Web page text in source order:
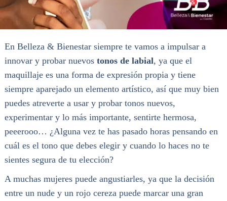
En Belleza & Bienestar siempre te vamos a impulsar a
innovar y probar nuevos tonos de labial, ya que el
maquillaje es una forma de expresión propia y tiene
siempre aparejado un elemento artístico, así que muy bien
puedes atreverte a usar y probar tonos nuevos,
experimentar y lo más importante, sentirte hermosa,
peeerooo… ¿Alguna vez te has pasado horas pensando en
cuál es el tono que debes elegir y cuando lo haces no te
sientes segura de tu elección?
A muchas mujeres puede angustiarles, ya que la decisión
entre un nude y un rojo cereza puede marcar una gran